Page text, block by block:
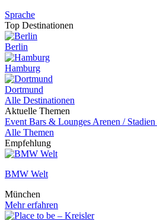
Sprache
Top Destinationen
Berlin
Hamburg
Dortmund
Alle Destinationen
Aktuelle Themen
Event Bars & Lounges Arenen / Stadien
Alle Themen
Empfehlung
BMW Welt
München
Mehr erfahren